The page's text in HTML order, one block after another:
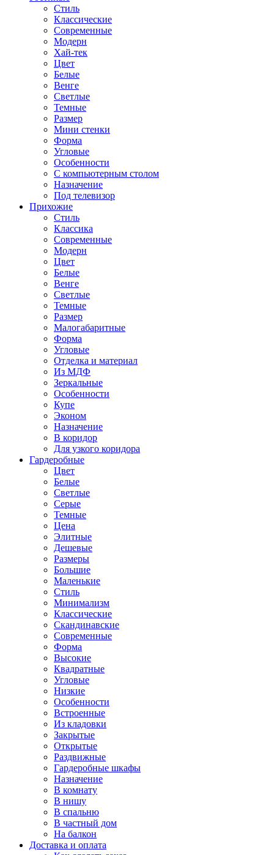
Стиль
Классические
Современные
Модерн
Хай-тек
Цвет
Белые
Венге
Светлые
Темные
Размер
Мини стенки
Форма
Угловые
Особенности
С компьютерным столом
Назначение
Под телевизор
Прихожие
Стиль
Классика
Современные
Модерн
Цвет
Белые
Венге
Светлые
Темные
Размер
Малогабаритные
Форма
Угловые
Отделка и материал
Из МДФ
Зеркальные
Особенности
Купе
Эконом
Назначение
В коридор
Для узкого коридора
Гардеробные
Цвет
Белые
Светлые
Серые
Темные
Цена
Элитные
Дешевые
Размеры
Большие
Маленькие
Стиль
Минимализм
Классические
Скандинавские
Современные
Форма
Высокие
Квадратные
Угловые
Низкие
Особенности
Встроенные
Из кладовки
Закрытые
Открытые
Раздвижные
Гардеробные шкафы
Назначение
В комнату
В нишу
В спальню
В частный дом
На балкон
Доставка и оплата